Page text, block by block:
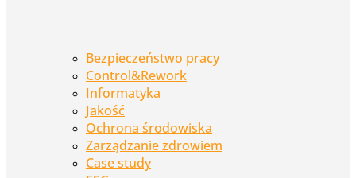
Bezpieczeństwo pracy
Control&Rework
Informatyka
Jakość
Ochrona środowiska
Zarządzanie zdrowiem
Case study